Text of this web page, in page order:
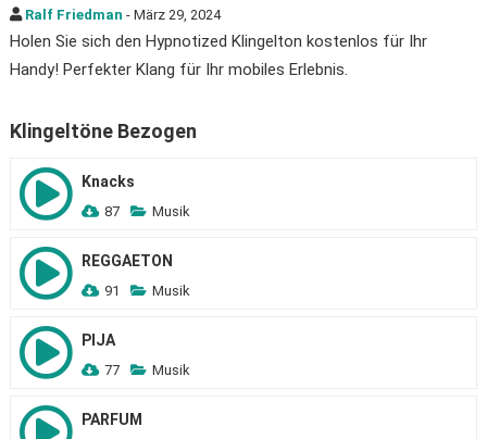
Ralf Friedman - März 29, 2024
Holen Sie sich den Hypnotized Klingelton kostenlos für Ihr
Handy! Perfekter Klang für Ihr mobiles Erlebnis.
Klingeltöne Bezogen
Knacks
87 Musik
REGGAETON
91 Musik
PIJA
77 Musik
PARFUM